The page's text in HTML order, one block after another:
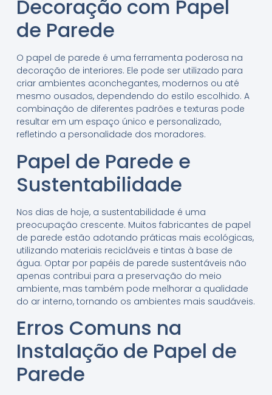
Decoração com Papel
de Parede
O papel de parede é uma ferramenta poderosa na
decoração de interiores. Ele pode ser utilizado para
criar ambientes aconchegantes, modernos ou até
mesmo ousados, dependendo do estilo escolhido. A
combinação de diferentes padrões e texturas pode
resultar em um espaço único e personalizado,
refletindo a personalidade dos moradores.
Papel de Parede e
Sustentabilidade
Nos dias de hoje, a sustentabilidade é uma
preocupação crescente. Muitos fabricantes de papel
de parede estão adotando práticas mais ecológicas,
utilizando materiais recicláveis e tintas à base de
água. Optar por papéis de parede sustentáveis não
apenas contribui para a preservação do meio
ambiente, mas também pode melhorar a qualidade
do ar interno, tornando os ambientes mais saudáveis.
Erros Comuns na
Instalação de Papel de
Parede